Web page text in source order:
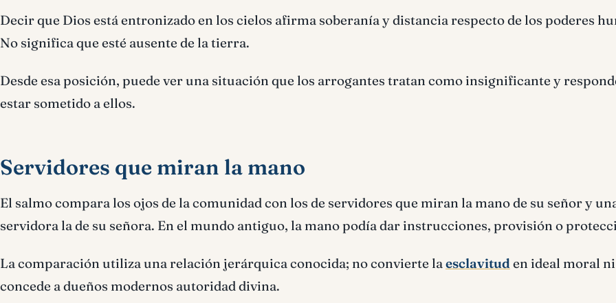
Decir que Dios está entronizado en los cielos afirma soberanía y distancia respecto de los poderes
No significa que esté ausente de la tierra.
Desde esa posición, puede ver una situación que los arrogantes tratan como insignificante y
estar sometido a ellos.
Servidores que miran la mano
El salmo compara los ojos de la comunidad con los de servidores que miran la mano de su señor y
servidora la de su señora. En el mundo antiguo, la mano podía dar instrucciones, provisión o
La comparación utiliza una relación jerárquica conocida; no convierte laesclavituden ideal moral ni
concede a dueños modernos autoridad divina.